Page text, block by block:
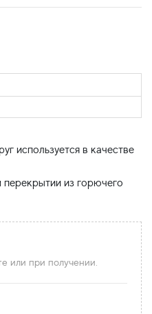
используется в качестве
из горючего
или при получении.